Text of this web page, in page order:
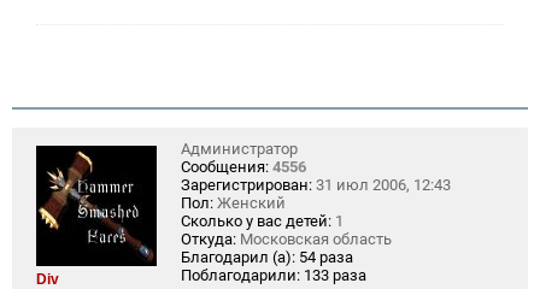
Div
Администратор
Сообщения: 4556
Зарегистрирован: 31 июл 2006, 12:43
Пол: Женский
Сколько у вас детей: 1
Откуда: Московская область
Благодарил (а): 54 раза
Поблагодарили: 133 раза